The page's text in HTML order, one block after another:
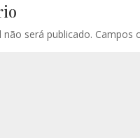
será publicado. Campos